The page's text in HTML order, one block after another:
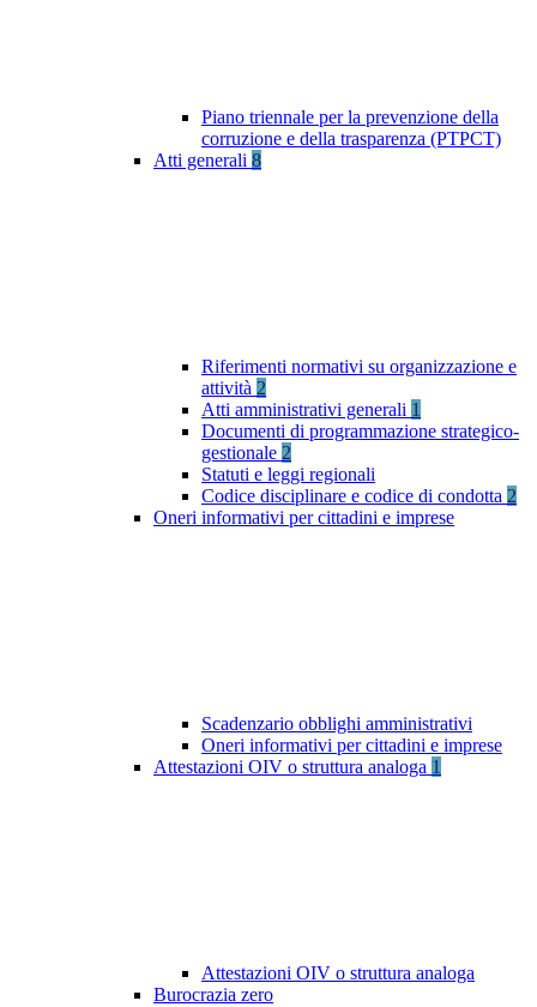
Piano triennale per la prevenzione della
corruzione e della trasparenza (PTPCT)
Atti generali 8
Riferimenti normativi su organizzazione e
attività 2
Atti amministrativi generali 1
Documenti di programmazione strategico-
gestionale 2
Statuti e leggi regionali
Codice disciplinare e codice di condotta 2
Oneri informativi per cittadini e imprese
Scadenzario obblighi amministrativi
Oneri informativi per cittadini e imprese
Attestazioni OIV o struttura analoga 1
Attestazioni OIV o struttura analoga
Burocrazia zero